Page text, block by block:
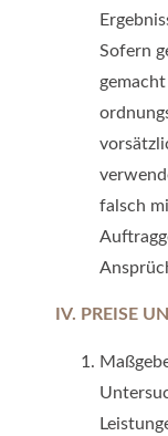
Sofern
falsch
IV. PREISE